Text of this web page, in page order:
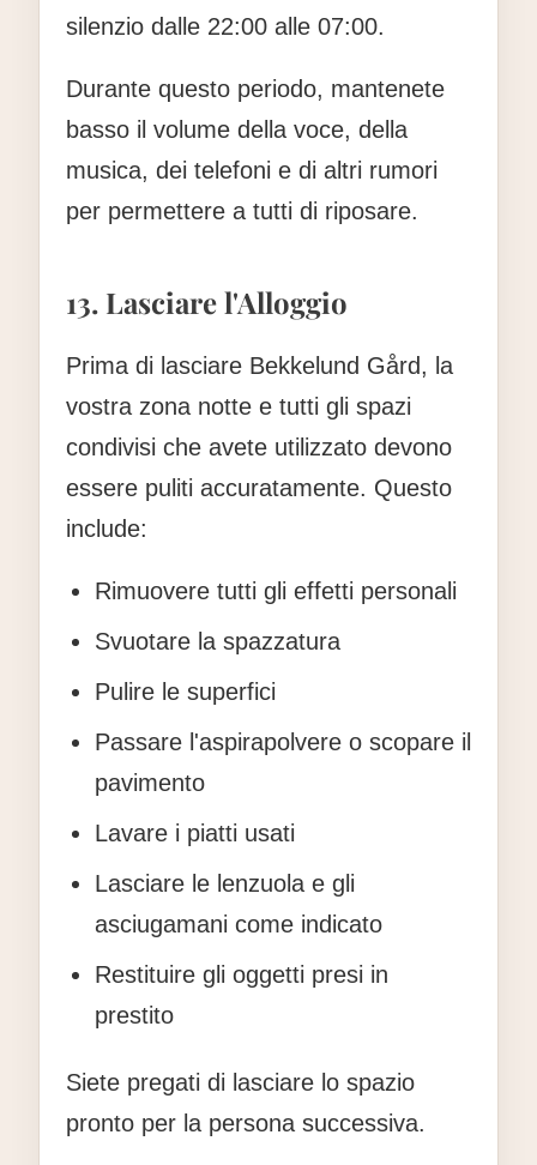
silenzio dalle 22:00 alle 07:00.
Durante questo periodo, mantenete
basso il volume della voce, della
musica, dei telefoni e di altri rumori
per permettere a tutti di riposare.
13. Lasciare l'Alloggio
Prima di lasciare Bekkelund Gård, la
vostra zona notte e tutti gli spazi
condivisi che avete utilizzato devono
essere puliti accuratamente. Questo
include:
Rimuovere tutti gli effetti personali
Svuotare la spazzatura
Pulire le superfici
Passare l'aspirapolvere o scopare il
pavimento
Lavare i piatti usati
Lasciare le lenzuola e gli
asciugamani come indicato
Restituire gli oggetti presi in
prestito
Siete pregati di lasciare lo spazio
pronto per la persona successiva.